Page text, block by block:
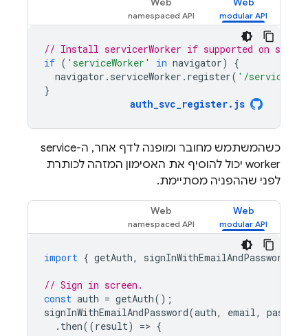
// Install servicerWorker if supported on sign-
if ( 'serviceWorker' in navigator)
{
navigator . serviceWorker . register( '/service-
}
auth_svc_register. js
כשהמשתמש מחובר ומופנה לדף אחר, ה-service
worker יכול להוסיף את האסימון המזהה לכותרת
לפני שההפניה מסתיימת.
Web
Web
import { getAuth, signInWithEmailAndPassword
// Sign in screen.
const auth = getAuth();
signInWithEmailAndPassword(auth, email,
. then((result) => {